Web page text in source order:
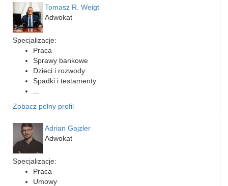
Tomasz R. Weigt
Adwokat
Specjalizacje:
Praca
Sprawy bankowe
Dzieci i rozwody
Spadki i testamenty
Zobacz pełny profil
Adrian Gajzler
Adwokat
Specjalizacje:
Praca
Umowy